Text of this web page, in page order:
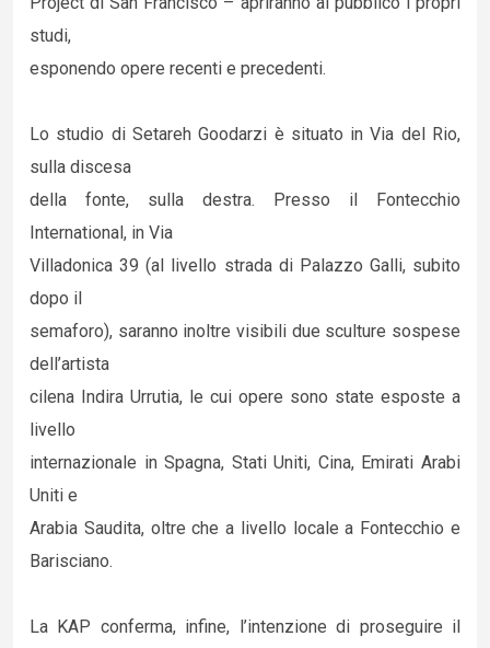
studi,
esponendo opere recenti e precedenti.
Lo studio di Setareh Goodarzi è situato in Via del Rio,
sulla discesa
della fonte, sulla destra. Presso il Fontecchio
International, in Via
Villadonica 39 (al livello strada di Palazzo Galli, subito
dopo il
semaforo), saranno inoltre visibili due sculture sospese
dell’artista
cilena Indira Urrutia, le cui opere sono state esposte a
livello
internazionale in Spagna, Stati Uniti, Cina, Emirati Arabi
Uniti e
Arabia Saudita, oltre che a livello locale a Fontecchio e
Barisciano.
La KAP conferma, infine, l’intenzione di proseguire il